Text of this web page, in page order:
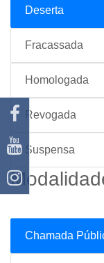
Deserta
Fracassada
Homologada
Revogada
Suspensa
Chamada